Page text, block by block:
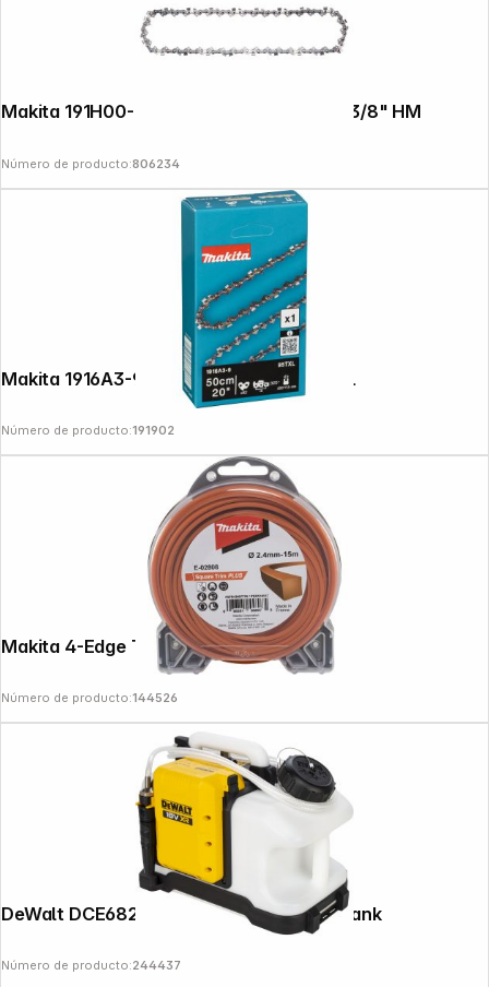
Makita 191H00-0 Saw Chain 25cm 1,1mm 3/8" HM
Número de producto:806234
Makita 1916A3-9 Saw Chain 50 cm 95TXL
Número de producto:191902
Makita 4-Edge Trimmer Line 2.4mmx15m
Número de producto:144526
DeWalt DCE6820N-XJ Cordless Water Tank
Número de producto:244437